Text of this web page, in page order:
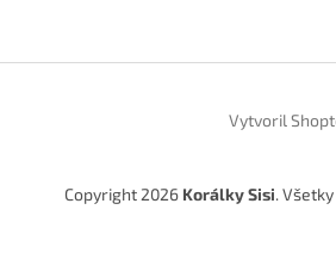
Vytvoril
Copyright 2026 Korálky Sisi.